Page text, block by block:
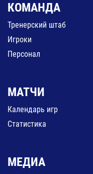
КОМАНДА
Тренерский штаб
Игроки
Персонал
МАТЧИ
Календарь игр
Статистика
МЕДИА